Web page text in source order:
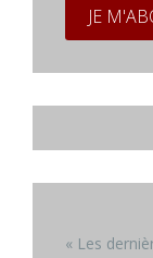
« Les